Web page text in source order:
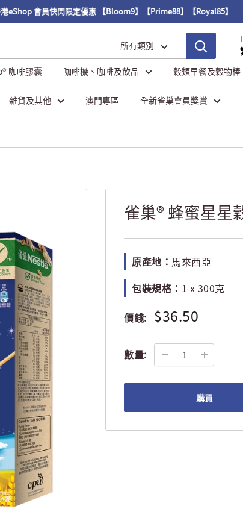
會員快閃限定優惠 【Bloom9】【Prime88】【Royal85】
所有類別
咖啡膠囊 咖啡機、咖啡及飲品 穀類早餐及穀物棒
雜貨及其他 澳門專區 全新雀巢會員獎賞
雀巢® 蜂蜜星星
原產地： 馬來西亞
包裝規格： 1 x 300克
價錢: $36.50
數量:
購買